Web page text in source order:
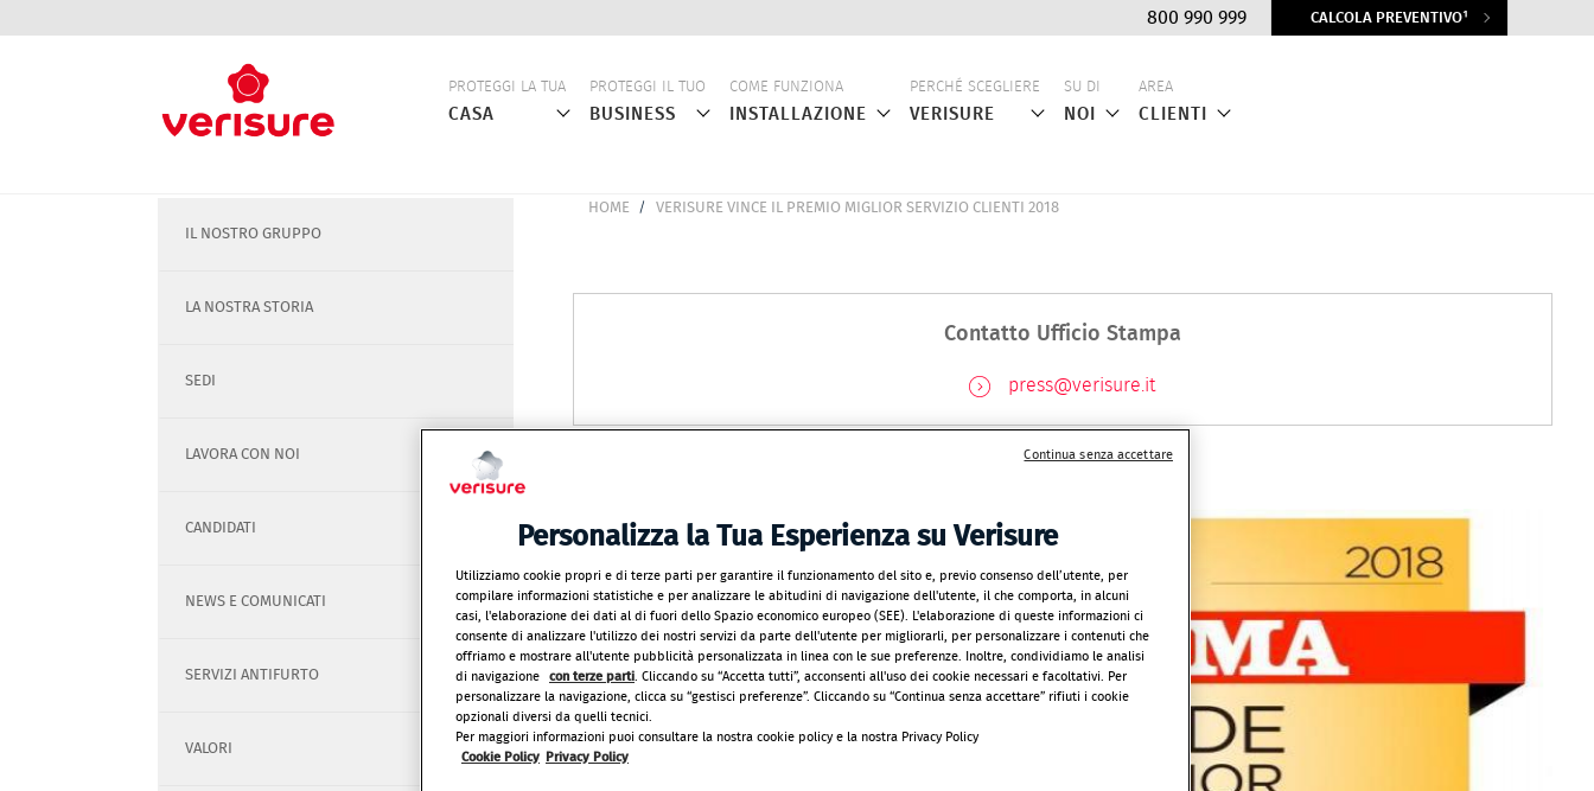
Top
menu
800 990 999 CALCOLA PREVENTIVO¹
principale
CASA
PROTEGGI LA TUA
BUSINESS
PROTEGGI IL TUO
INSTALLAZIONE
COME FUNZIONA
VERISURE
PERCHÉ SCEGLIERE
NOI
SU DI
CLIENTI
AREA
IL NOSTRO GRUPPO
LA NOSTRA STORIA
SEDI
LAVORA CON NOI
CANDIDATI
NEWS E COMUNICATI
SERVIZI ANTIFURTO
VALORI
BRICIOLE
HOME VERISURE VINCE IL PREMIO MIGLIOR SERVIZIO CLIENTI 2018
Contatto Ufficio Stampa
press@verisure.it
Personalizza la Tua Esperienza su Verisure
Utilizziamo cookie propri e di terze parti per garantire il funzionamento del sito e, previo consenso dell’utente, per
compilare informazioni statistiche e per analizzare le abitudini di navigazione dell'utente, il che comporta, in alcuni
casi, l'elaborazione dei dati al di fuori dello Spazio economico europeo (SEE). L'elaborazione di queste informazioni ci
consente di analizzare l'utilizzo dei nostri servizi da parte dell'utente per migliorarli, per personalizzare i contenuti che
offriamo e mostrare all'utente pubblicità personalizzata in linea con le sue preferenze. Inoltre, condividiamo le analisi
di navigazione
con terze parti . Cliccando su “Accetta tutti”, acconsenti all'uso dei cookie necessari e facoltativi. Per
personalizzare la navigazione, clicca su “gestisci preferenze”. Cliccando su “Continua senza accettare” rifiuti i cookie
opzionali diversi da quelli tecnici.
Per maggiori informazioni puoi consultare la nostra cookie policy e la nostra Privacy Policy
Cookie Policy
Privacy Policy
Continua senza accettare